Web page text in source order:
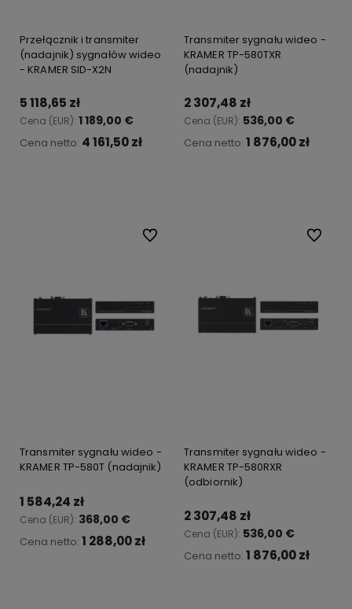
Przełącznik i transmiter
(nadajnik) sygnałów wideo
- KRAMER SID-X2N
5 118,65 zł
Cena (EUR): 1 189,00 €
Cena netto: 4 161,50 zł
Transmiter sygnału wideo -
KRAMER TP-580TXR
(nadajnik)
2 307,48 zł
Cena (EUR): 536,00 €
Cena netto: 1 876,00 zł
Transmiter sygnału wideo -
KRAMER TP-580T (nadajnik)
1 584,24 zł
Cena (EUR): 368,00 €
Cena netto: 1 288,00 zł
Do ulubionych
Transmiter sygnału wideo -
KRAMER TP-580RXR
(odbiornik)
2 307,48 zł
Cena (EUR): 536,00 €
Cena netto: 1 876,00 zł
Do